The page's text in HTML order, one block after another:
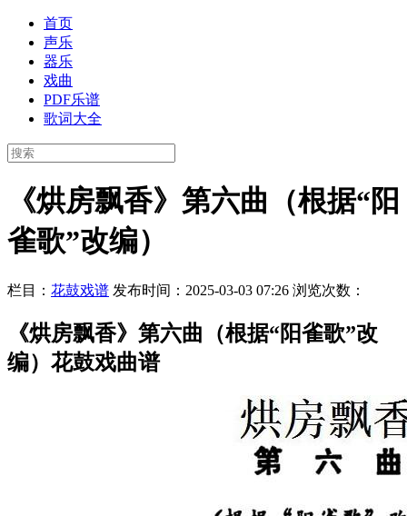
首页
声乐
器乐
戏曲
PDF乐谱
歌词大全
《烘房飘香》第六曲（根据“阳
雀歌”改编）
栏目： 花鼓戏谱 发布时间：2025-03-03 07:26 浏览次数：
《烘房飘香》第六曲（根据“阳雀歌”改
编）花鼓戏曲谱